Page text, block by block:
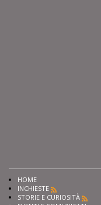
HOME
INCHIESTE
STORIE E CURIOSITÀ